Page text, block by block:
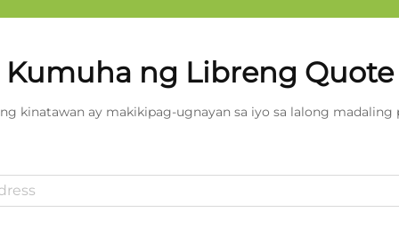
Kumuha ng Libreng Quote
kinatawan ay makikipag-ugnayan sa iyo sa lalong madaling